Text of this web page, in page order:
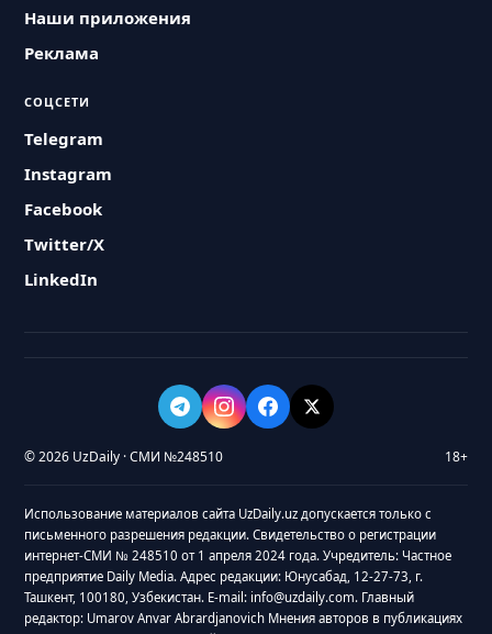
Наши приложения
Реклама
СОЦСЕТИ
Telegram
Instagram
Facebook
Twitter/X
LinkedIn
© 2026 UzDaily · СМИ №248510 18+
Использование материалов сайта UzDaily.uz допускается только с
письменного разрешения редакции. Свидетельство о регистрации
интернет-СМИ № 248510 от 1 апреля 2024 года. Учредитель: Частное
предприятие Daily Media. Адрес редакции: Юнусабад, 12-27-73, г.
Ташкент, 100180, Узбекистан. E-mail: info@uzdaily.com. Главный
редактор: Umarov Anvar Abrardjanovich Мнения авторов в публикациях